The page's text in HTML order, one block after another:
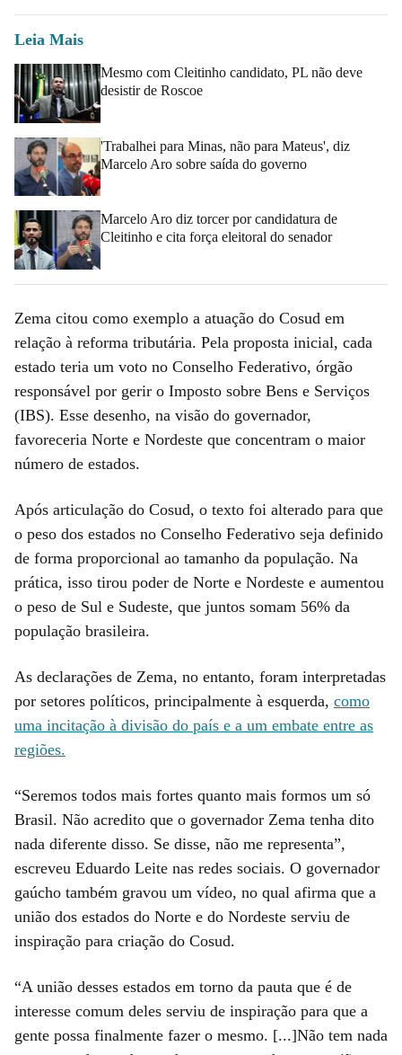
Leia Mais
Mesmo com Cleitinho candidato, PL não deve
desistir de Roscoe
'Trabalhei para Minas, não para Mateus', diz
Marcelo Aro sobre saída do governo
Marcelo Aro diz torcer por candidatura de
Cleitinho e cita força eleitoral do senador
Zema citou como exemplo a atuação do Cosud em
relação à reforma tributária. Pela proposta inicial, cada
estado teria um voto no Conselho Federativo, órgão
responsável por gerir o Imposto sobre Bens e Serviços
(IBS). Esse desenho, na visão do governador,
favoreceria Norte e Nordeste que concentram o maior
número de estados.
Após articulação do Cosud, o texto foi alterado para que
o peso dos estados no Conselho Federativo seja definido
de forma proporcional ao tamanho da população. Na
prática, isso tirou poder de Norte e Nordeste e aumentou
o peso de Sul e Sudeste, que juntos somam 56% da
população brasileira.
As declarações de Zema, no entanto, foram interpretadas
por setores políticos, principalmente à esquerda, como
uma incitação à divisão do país e a um embate entre as
regiões.
“Seremos todos mais fortes quanto mais formos um só
Brasil. Não acredito que o governador Zema tenha dito
nada diferente disso. Se disse, não me representa”,
escreveu Eduardo Leite nas redes sociais. O governador
gaúcho também gravou um vídeo, no qual afirma que a
união dos estados do Norte e do Nordeste serviu de
inspiração para criação do Cosud.
“A união desses estados em torno da pauta que é de
interesse comum deles serviu de inspiração para que a
gente possa finalmente fazer o mesmo. [...]Não tem nada